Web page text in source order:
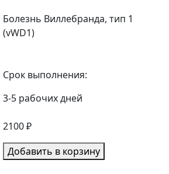
Болезнь Виллебранда, тип 1
(vWD1)
Срок выполнения:
3-5 рабочих дней
2100 ₽
Добавить в корзину